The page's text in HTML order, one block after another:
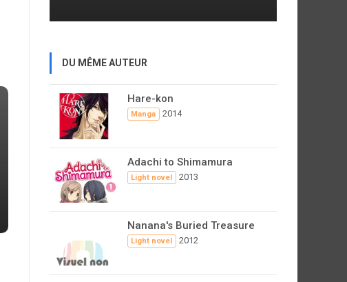
DU MÊME AUTEUR
Hare-kon
Manga 2014
Adachi to Shimamura
Light novel 2013
Nanana's Buried Treasure
Light novel 2012